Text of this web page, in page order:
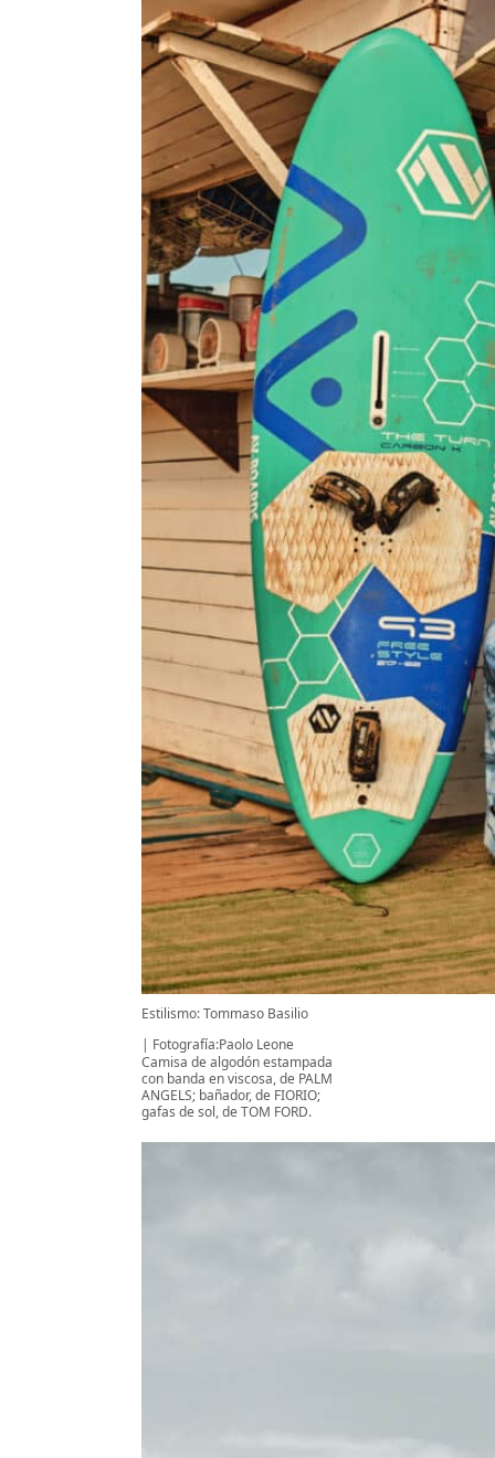
Estilismo: Tommaso Basilio
Fotografía:Paolo Leone
Camisa de algodón estampada
con banda en viscosa, de PALM
ANGELS; bañador, de FIORIO;
gafas de sol, de TOM FORD.